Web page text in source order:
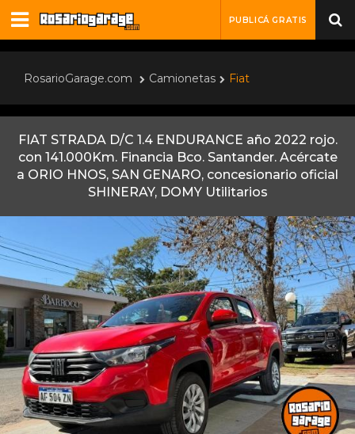
PUBLICÁ GRATIS
RosarioGarage.com Camionetas Fiat
FIAT STRADA D/C 1.4 ENDURANCE año 2022 rojo.
con 141.000Km. Financia Bco. Santander. Acércate
a ORIO HNOS, SAN GENARO, concesionario oficial
SHINERAY, DOMY Utilitarios